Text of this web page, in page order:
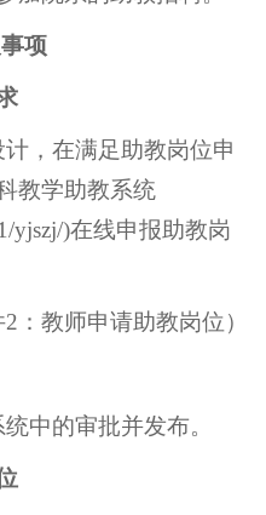
项
，在满足助教岗位申
教学助教系统
yjszj/)在线申报助教岗
2：教师申请助教岗位）
中的审批并发布。